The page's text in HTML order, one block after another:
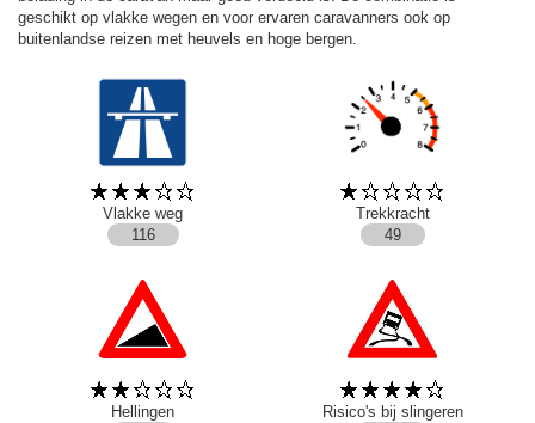
geschikt op vlakke wegen en voor ervaren caravanners ook op
buitenlandse reizen met heuvels en hoge bergen.
Vlakke weg
Trekkracht
116
49
Hellingen
Risico's bij slingeren